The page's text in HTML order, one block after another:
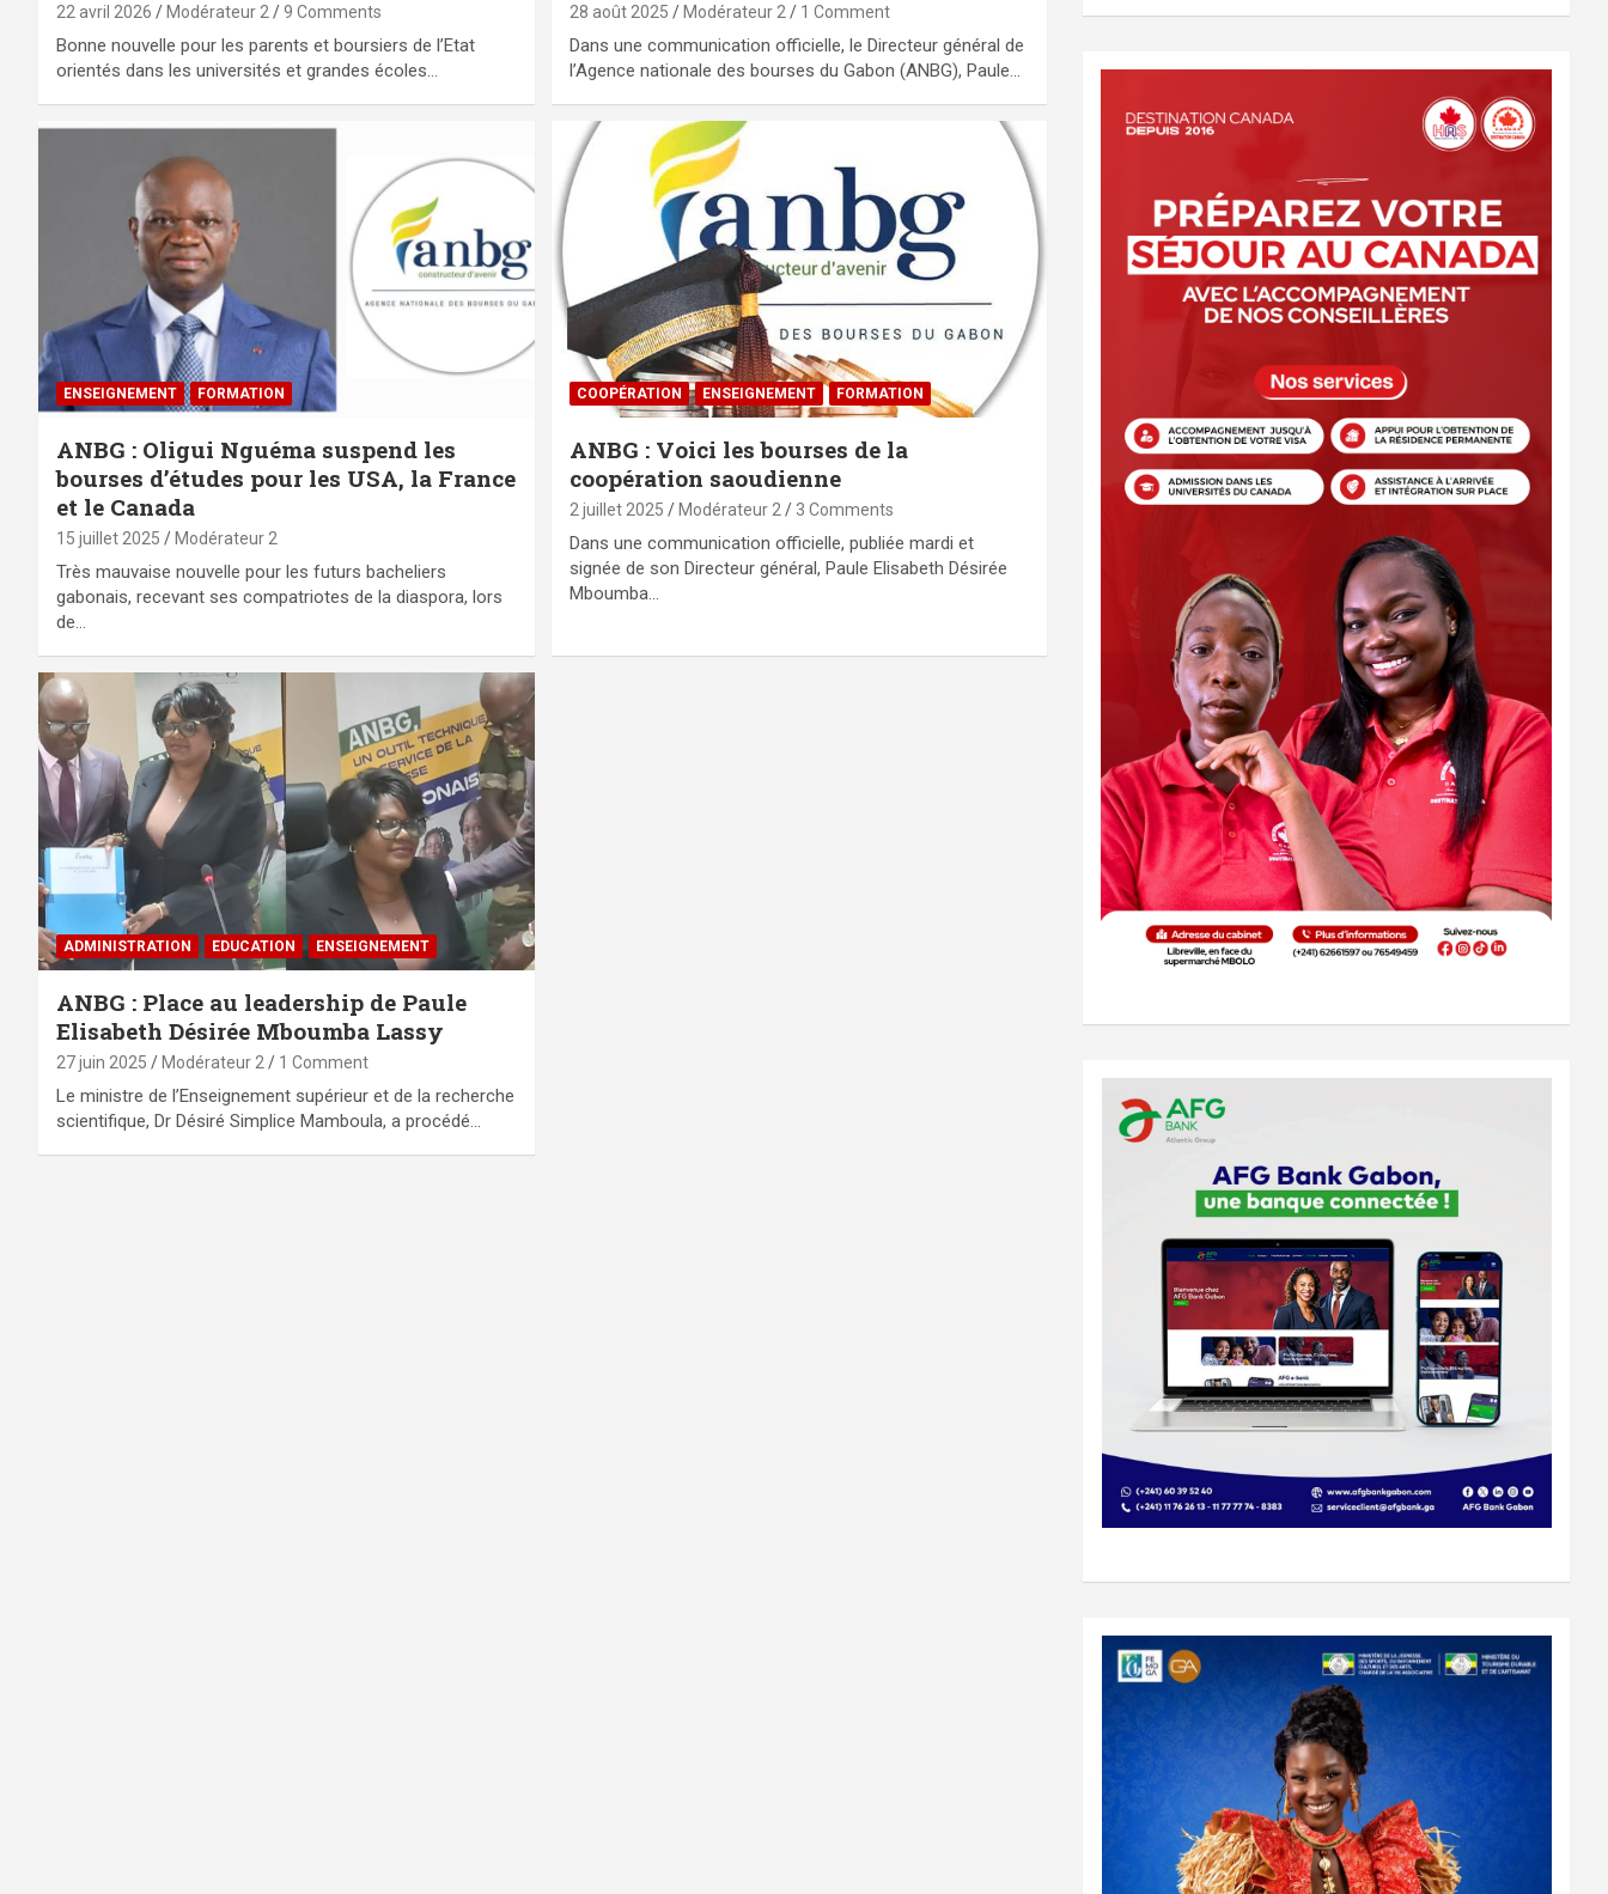
22 avril 2026 Modérateur 2 9 Comments
Bonne nouvelle pour les parents et boursiers de l’Etat
orientés dans les universités et grandes écoles…
28 août 2025 Modérateur 2 1 Comment
‎Dans une communication officielle, le Directeur général de
l’Agence nationale des bourses du Gabon (ANBG), Paule…
ENSEIGNEMENT FORMATION
ANBG : Oligui Nguéma suspend les
bourses d’études pour les USA, la France
et le Canada
15 juillet 2025 Modérateur 2
Très mauvaise nouvelle pour les futurs bacheliers
gabonais, recevant ses compatriotes de la diaspora, lors
de…
⁠COOPÉRATION ENSEIGNEMENT FORMATION
ANBG : Voici les bourses de la
coopération saoudienne
2 juillet 2025 Modérateur 2 3 Comments
Dans une communication officielle, publiée mardi et
signée de son Directeur général, Paule Elisabeth Désirée
Mboumba…
ADMINISTRATION EDUCATION ENSEIGNEMENT
ANBG : Place au leadership de Paule
Elisabeth Désirée Mboumba Lassy
27 juin 2025 Modérateur 2 1 Comment
Le ministre de l’Enseignement supérieur et de la recherche
scientifique, Dr Désiré Simplice Mamboula, a procédé…